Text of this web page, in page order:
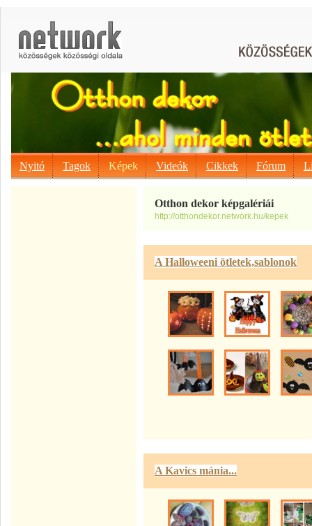
Nyitó Tagok Képek Videók Cikkek Fórum
Otthon dekor képgalériái
http://otthondekor.network.hu/kepek
A Halloweeni ötletek,sablonok
A Kavics mánia...